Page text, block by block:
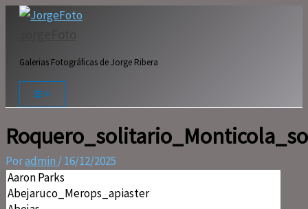
Galerias Fotográficas de Jorge Ribera
Poradmin /16/12/2025